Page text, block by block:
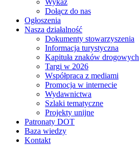
Wykaz
Dołącz do nas
Ogłoszenia
Nasza działalność
Dokumenty stowarzyszenia
Informacja turystyczna
Kapituła znaków drogowych
Targi w 2026
Współpraca z mediami
Promocja w internecie
Wydawnictwa
Szlaki tematyczne
Projekty unijne
Patronaty DOT
Baza wiedzy
Kontakt